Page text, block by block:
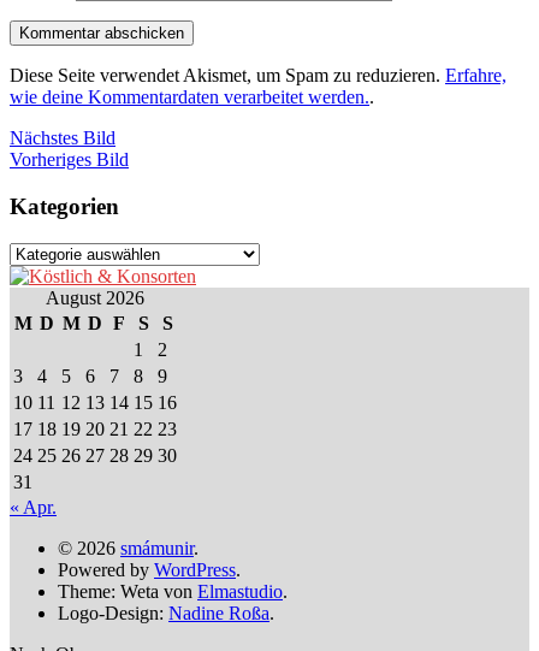
Diese Seite verwendet Akismet, um Spam zu reduzieren. Erfahre,
wie deine Kommentardaten verarbeitet werden..
Nächstes Bild
Vorheriges Bild
Kategorien
Kategorien
August 2026
M D M D F S
S
1
2
3
4 5 6 7 8
9
10 11 12 13 14 15 16
17 18 19 20 21 22 23
24 25 26 27 28 29 30
31
« Apr.
© 2026 smámunir.
Powered by WordPress.
Theme: Weta von Elmastudio.
Logo-Design: Nadine Roßa.